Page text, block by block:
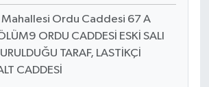
Ordu Caddesi 67 A
ORDU CADDESİ ESKİ SALI
TARAF, LASTİKÇİ
CADDESİ